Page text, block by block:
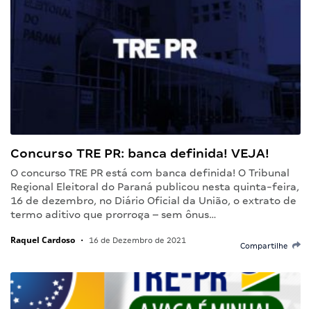
Concurso TRE PR: banca definida! VEJA!
O concurso TRE PR está com banca definida! O Tribunal
Regional Eleitoral do Paraná publicou nesta quinta-feira,
16 de dezembro, no Diário Oficial da União, o extrato de
termo aditivo que prorroga – sem ônus…
Raquel Cardoso • 16 de Dezembro de 2021
Compartilhe